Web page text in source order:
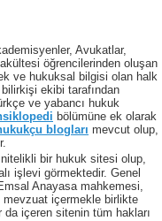
Avukatlar,
öğrencilerinden oluşan
ve hukuksal bilgisi olan halk
ekibi tarafından
ve yabancı hukuk
bölümüne ek olarak
blogları mevcut olup,
bir hukuk sitesi olup,
işlevi görmektedir. Genel
Anayasa mahkemesi,
mevzuat içermekle birlikte
içeren sitenin tüm hakları